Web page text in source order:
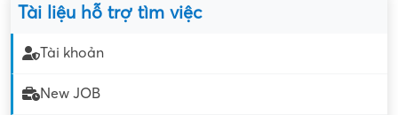
Tài liệu hỗ trợ tìm việc
Tài khoản
New JOB